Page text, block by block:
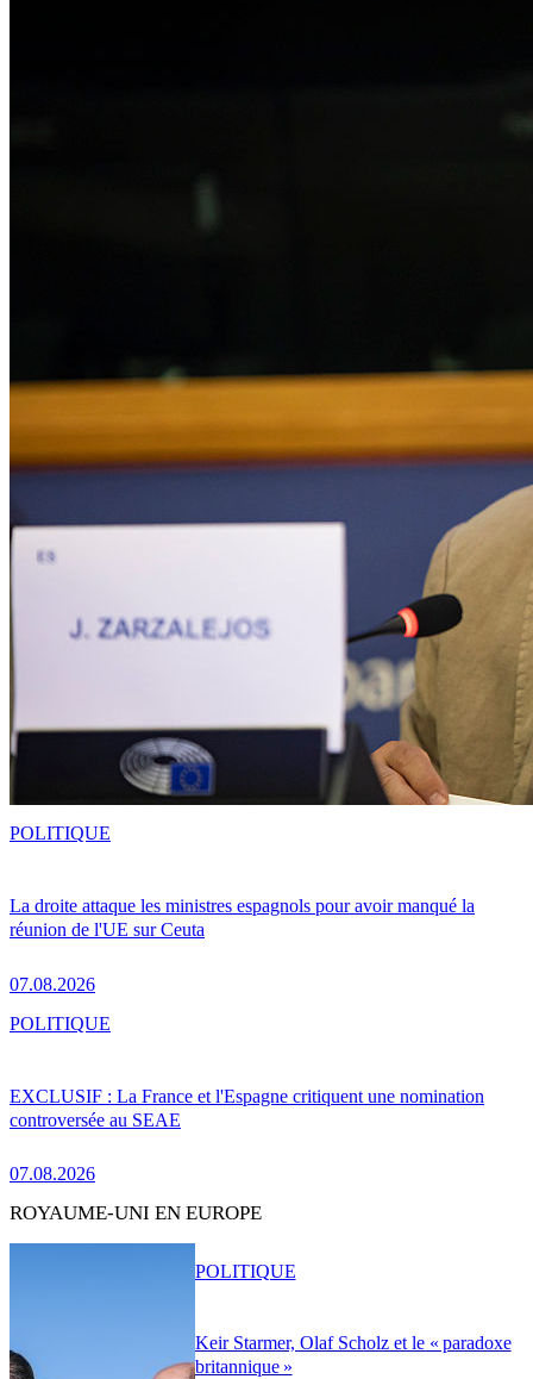
La droite attaque les ministres espagnols pour avoir manqué la
réunion de l'UE sur Ceuta
07.08.2026
POLITIQUE
EXCLUSIF : La France et l'Espagne critiquent une nomination
controversée au SEAE
07.08.2026
POLITIQUE
ROYAUME-UNI EN EUROPE
Keir Starmer, Olaf Scholz et le « paradoxe
britannique »
POLITIQUE